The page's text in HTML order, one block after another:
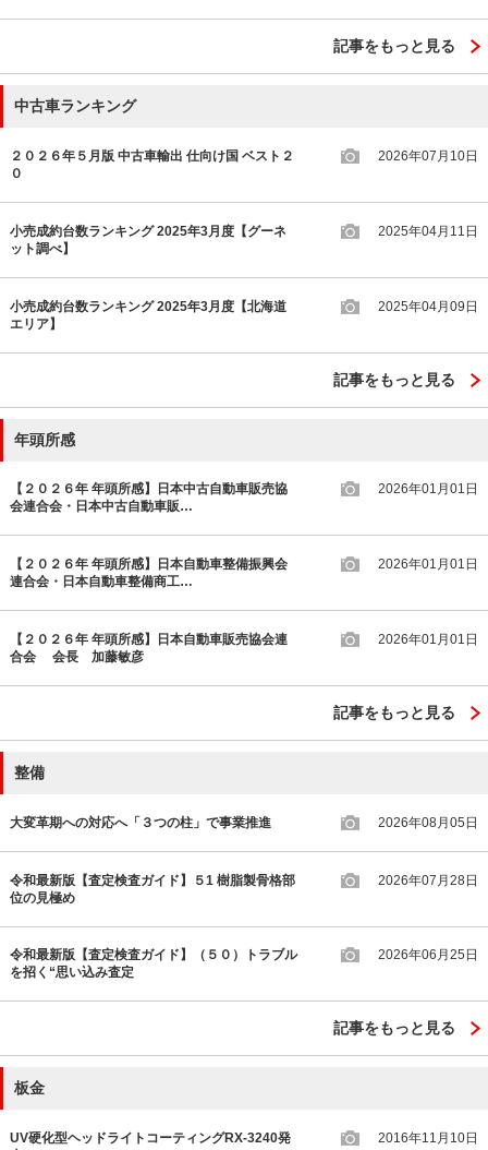
記事をもっと見る
中古車ランキング
２０２６年５月版 中古車輸出 仕向け国 ベスト２
０
2026年07月10日
小売成約台数ランキング 2025年3月度【グーネ
ット調べ】
2025年04月11日
小売成約台数ランキング 2025年3月度【北海道
エリア】
2025年04月09日
記事をもっと見る
年頭所感
【２０２６年 年頭所感】日本中古自動車販売協
会連合会・日本中古自動車販…
2026年01月01日
【２０２６年 年頭所感】日本自動車整備振興会
連合会・日本自動車整備商工…
2026年01月01日
【２０２６年 年頭所感】日本自動車販売協会連
合会 会長 加藤敏彦
2026年01月01日
記事をもっと見る
整備
大変革期への対応へ「３つの柱」で事業推進 2026年08月05日
令和最新版【査定検査ガイド】５1 樹脂製骨格部
位の見極め
2026年07月28日
令和最新版【査定検査ガイド】（５０）トラブル
を招く“思い込み査定
2026年06月25日
記事をもっと見る
板金
UV硬化型ヘッドライトコーティングRX-3240発
2016年11月10日